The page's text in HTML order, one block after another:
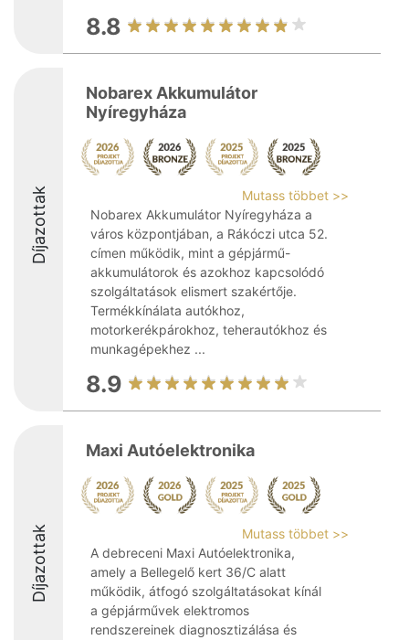
8.8
Díjazottak
Nobarex Akkumulátor
Nyíregyháza
Mutass többet >>
Nobarex Akkumulátor Nyíregyháza a
város központjában, a Rákóczi utca 52.
címen működik, mint a gépjármű-
akkumulátorok és azokhoz kapcsolódó
szolgáltatások elismert szakértője.
Termékkínálata autókhoz,
motorkerékpárokhoz, teherautókhoz és
munkagépekhez ...
8.9
Díjazottak
Maxi Autóelektronika
Mutass többet >>
A debreceni Maxi Autóelektronika,
amely a Bellegelő kert 36/C alatt
működik, átfogó szolgáltatásokat kínál
a gépjárművek elektromos
rendszereinek diagnosztizálása és